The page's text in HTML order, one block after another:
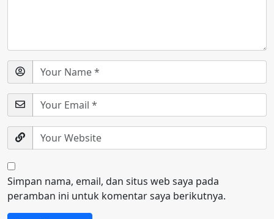
Simpan nama, email, dan situs web saya pada
peramban ini untuk komentar saya berikutnya.